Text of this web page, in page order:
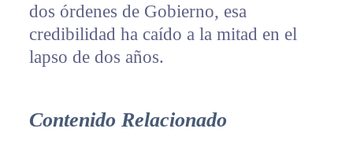
dos órdenes de Gobierno, esa
credibilidad ha caído a la mitad en el
lapso de dos años.
Contenido Relacionado